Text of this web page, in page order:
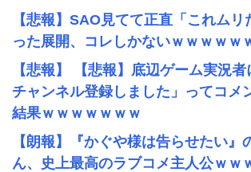
【悲報】SAO見てて正直「これム
った展開、コレしかないｗｗｗｗｗ
【悲報】 【悲報】底辺ゲーム実況
チャンネル登録しました」ってコメ
結果ｗｗｗｗｗｗｗ
【朗報】『かぐや様は告らせたい』
ん、史上最高のラブコメ主人公ｗｗ